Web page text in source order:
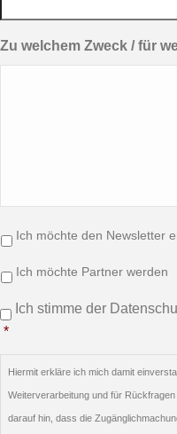
Zu welchem Zweck / für
Info/Newsletter/Partner:
Ich möchte den Newsletter
Ich möchte Partner werden
Einwilligung *
Ich stimme der
*
Hiermit erkläre ich mich damit
Weiterverarbeitung und für
darauf hin, dass die